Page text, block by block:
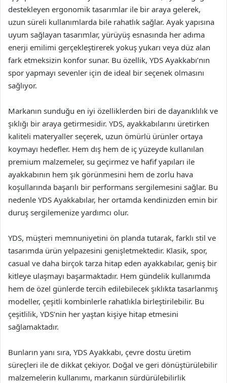
destekleyen ergonomik tasarımlar ile bir araya gelerek,
uzun süreli kullanımlarda bile rahatlık sağlar. Ayak yapısına
uyum sağlayan tasarımlar, yürüyüş esnasında her adıma
enerji emilimi gerçekleştirerek yokuş yukarı veya düz alan
fark etmeksizin konfor sunar. Bu özellik, YDS Ayakkabı’nın
spor yapmayı sevenler için de ideal bir seçenek olmasını
sağlıyor.
Markanın sunduğu en iyi özelliklerden biri de dayanıklılık ve
şıklığı bir araya getirmesidir. YDS, ayakkabılarını üretirken
kaliteli materyaller seçerek, uzun ömürlü ürünler ortaya
koymayı hedefler. Hem dış hem de iç yüzeyde kullanılan
premium malzemeler, su geçirmez ve hafif yapıları ile
ayakkabının hem şık görünmesini hem de zorlu hava
koşullarında başarılı bir performans sergilemesini sağlar. Bu
nedenle YDS Ayakkabılar, her ortamda kendinizden emin bir
duruş sergilemenize yardımcı olur.
YDS, müşteri memnuniyetini ön planda tutarak, farklı stil ve
tasarımda ürün yelpazesini genişletmektedir. Klasik, spor,
casual ve daha birçok tarza hitap eden ayakkabılar, geniş bir
kitleye ulaşmayı başarmaktadır. Hem gündelik kullanımda
hem de özel günlerde tercih edilebilecek şıklıkta tasarlanmış
modeller, çeşitli kombinlerle rahatlıkla birleştirilebilir. Bu
çeşitlilik, YDS’nin her yaştan kişiye hitap etmesini
sağlamaktadır.
Bunların yanı sıra, YDS Ayakkabı, çevre dostu üretim
süreçleri ile de dikkat çekiyor. Doğal ve geri dönüştürülebilir
malzemelerin kullanımı, markanın sürdürülebilirlik